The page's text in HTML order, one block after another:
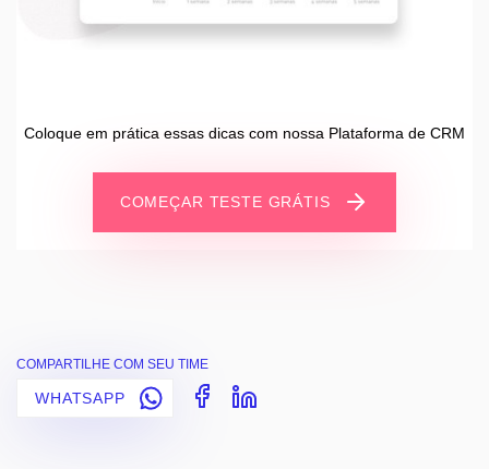
Coloque em prática essas dicas com nossa Plataforma de CRM
COMEÇAR TESTE GRÁTIS
COMPARTILHE COM SEU TIME
WHATSAPP